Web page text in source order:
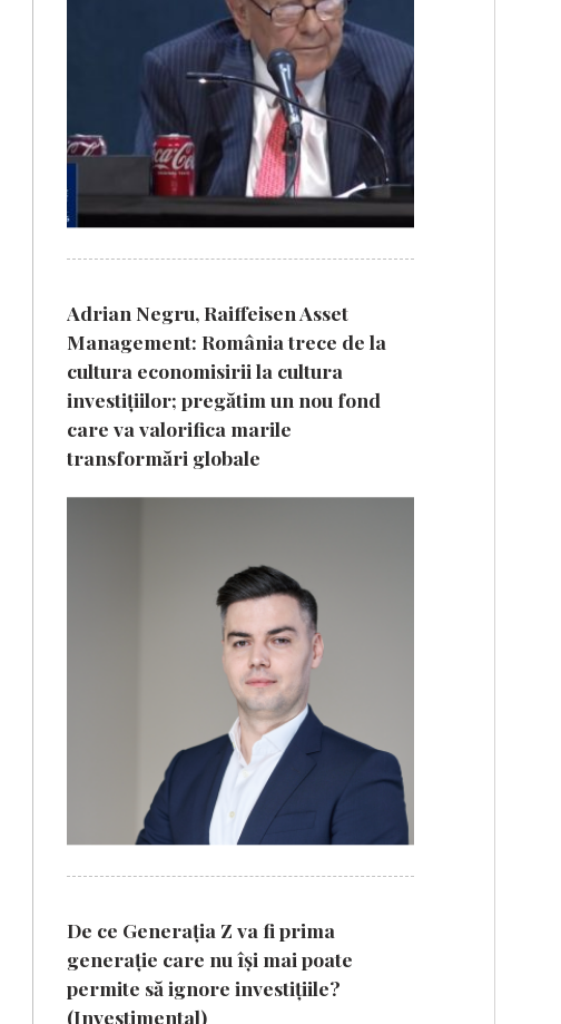
Adrian Negru, Raiffeisen Asset
Management: România trece de la
cultura economisirii la cultura
investițiilor; pregătim un nou fond
care va valorifica marile
transformări globale
De ce Generația Z va fi prima
generație care nu își mai poate
permite să ignore investițiile?
(Investimental)